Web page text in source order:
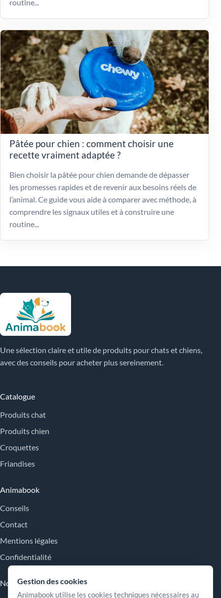
routine...
Pâtée pour chien : comment choisir une
recette vraiment adaptée ?
Bien choisir la pâtée pour chien demande de dépasser
les promesses rapides et de revenir aux besoins réels de
l’animal. Ce guide vous aide à comparer avec méthode, à
comprendre les signaux utiles et à construire une
routine...
Une sélection claire et utile de produits pour chats et chiens,
avec des conseils pour acheter plus sereinement.
Catalogue
Produits chat
Produits chien
Croquettes
Friandises
Animabook
Conseils
Contact
Mentions légales
Confidentialité
Nos engagements
Gestion des cookies
Animabook utilise les cookies techniques nécessaires au